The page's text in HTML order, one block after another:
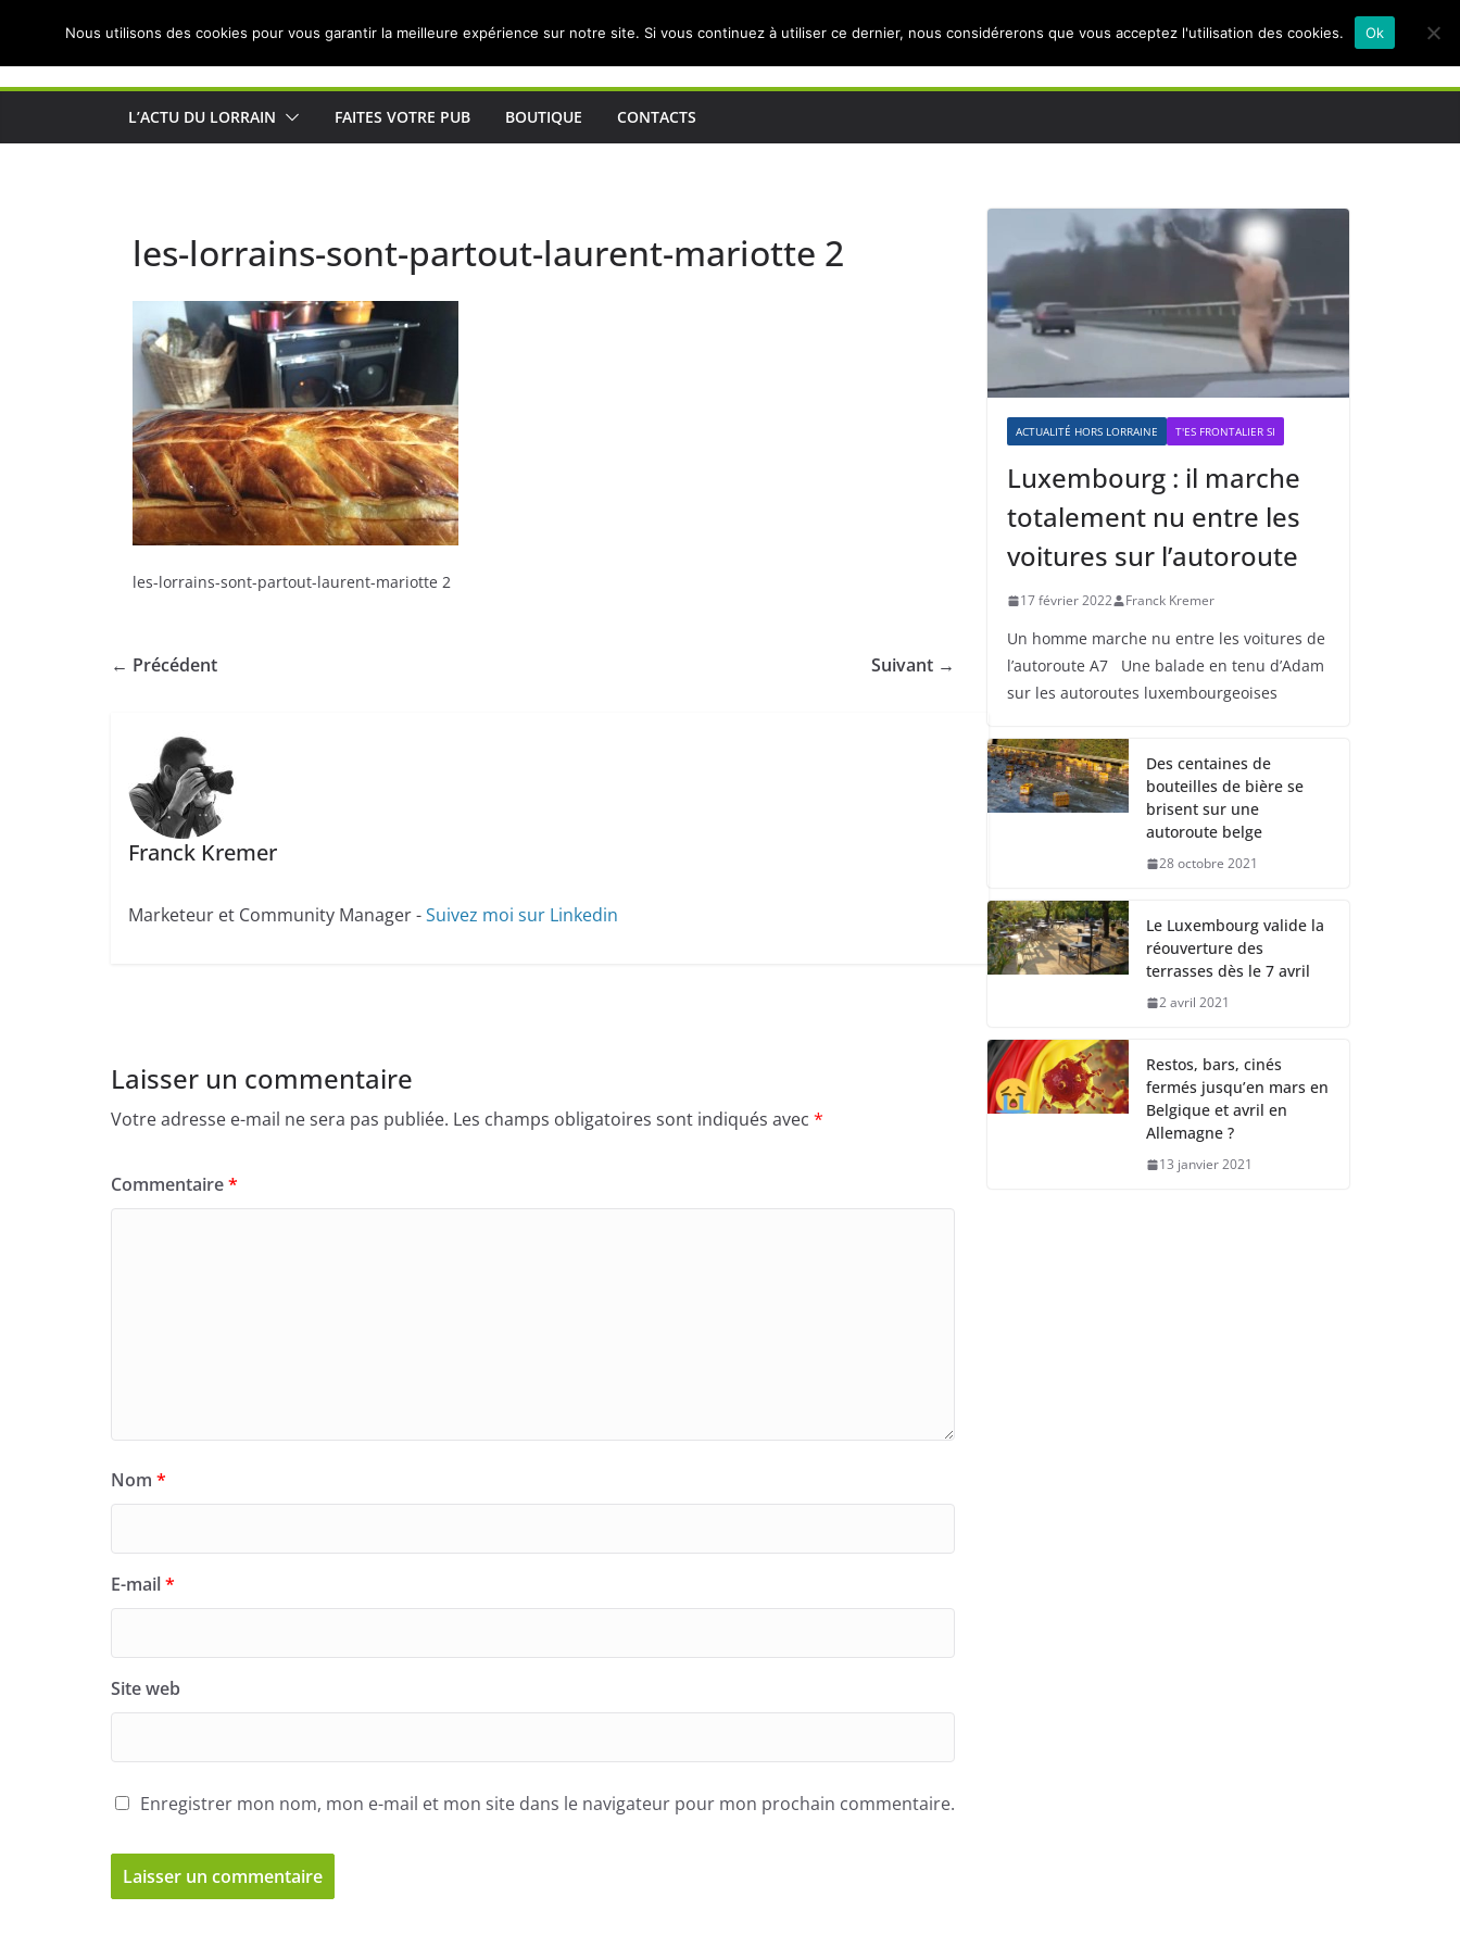
Actualités de Lorraine pour les Lorrains
L’ACTU DU LORRAIN FAITES VOTRE PUB BOUTIQUE CONTACTS
les-lorrains-sont-partout-laurent-mariotte 2
les-lorrains-sont-partout-laurent-mariotte 2
← Précédent Suivant →
Franck Kremer
Marketeur et Community Manager -Suivez moi sur Linkedin
Laisser un commentaire
Votre adresse e-mail ne sera pas publiée. Les champs obligatoires sont indiqués avec *
Commentaire*
Nom *
E-mail*
Site web
Enregistrer mon nom, mon e-mail et mon site dans le navigateur pour mon prochain commentaire.
ACTUALITÉ HORS LORRAINE T'ES FRONTALIER SI
Luxembourg : il marche
totalement nu entre les
voitures sur l’autoroute
17 février 2022 Franck Kremer
Un homme marche nu entre les voitures de
l’autoroute A7 Une balade en tenu d’Adam
sur les autoroutes luxembourgeoises
Des centaines de
bouteilles de bière se
brisent sur une
autoroute belge
28 octobre 2021
Le Luxembourg valide la
réouverture des
terrasses dès le 7 avril
2 avril 2021
Restos, bars, cinés
fermés jusqu’en mars en
Belgique et avril en
Allemagne ?
13 janvier 2021
Nous utilisons des cookies pour vous garantir la meilleure expérience sur notre site. Si vous continuez à utiliser ce dernier, nous considérerons que vous acceptez l'utilisation des cookies. Ok